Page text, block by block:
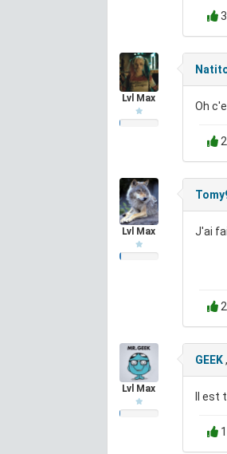
3
Lvl Max
Oh
2
Lvl Max J'ai
2
Lvl Max
GEEK
Il
1